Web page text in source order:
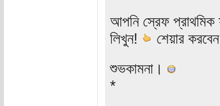
আপনি স্রেফ প্রাথমিক
লিখুন!
শেয়ার
শুভকামনা।
*